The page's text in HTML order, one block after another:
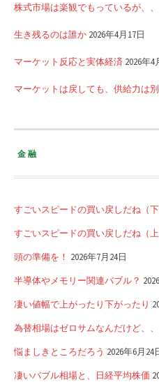
株式市場は楽観でもっているが、、
生き残るのは誰か 2026年4月17日
マーケット反応と実体経済 2026年4
マーケットは戻しても、供給力は
金融
すごいスピードの買い戻しだね（下
すごいスピードの買い戻しだね（上
頭の準備を！ 2026年7月24日
半導体やメモリー関連バブル？
凄い値幅で上がったり下がったり
為替相場はゼロサムなんだけど、、
悩ましきところだろう 2026年6月24
凄いバブル相場と、日経平均株価